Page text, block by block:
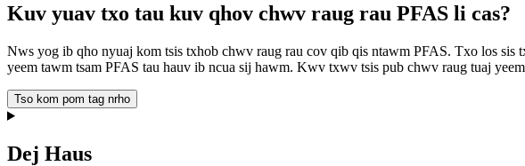
Kuv yuav txo tau kuv qhov chwv raug rau PFAS li cas?
Nws yog ib qho nyuaj kom tsis txhob chwv raug rau cov qib qis ntawm PFAS. Txo los sis
yeem tawm tsam PFAS tau hauv ib ncua sij hawm. Kwv txwv tsis pub chwv raug tuaj
Tso kom pom tag nrho
Dej Haus